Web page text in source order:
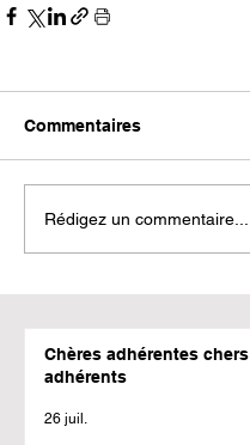
Commentaires
Rédigez un commentaire...
Chères adhérentes chers
adhérents
26 juil.